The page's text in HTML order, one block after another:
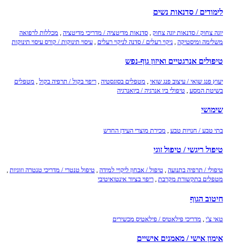
לימודים / סדנאות נשים
יוגה צחוק / סדנאות יוגה צחוק סדנאות מדיטציה / מדריכי מדיטציה
מכללות לרפואה
משלימה ומיסטיקה ניקוי רעלים / סדנה לניקוי רעלים עיסוי תינוקות / קורס עיסוי תינוקות
טיפולים אנרגטיים ואיזון גוף-נפש
יעוץ פנג שואי / עיצוב פנג שואי , מטפלים בסוגסטיה , ריפוי בקול / תרפיה בקול , מטפלים
בשיטת המסע , טיפולי ביו אנרגיה / ביואנרגיה
שימושי
בתי טבע / חנויות טבע מכירת מוצרי העידן החדש
טיפול ריגשי / טיפול זוגי
טיפולי / תרפיה בתנועה , טיפול / אבחון ליקויי למידה , טיפול טנטרי / מדריכי טנטרה וזוגיות ,
מטפלים בתקשורת מקרבת , ריפוי בציור אינטואיטיבי
חיטוב הגוף
טאי צ'י מדריכי פילאטיס / פילאטיס מכשירים
אימון אישי / מאמנים אישיים